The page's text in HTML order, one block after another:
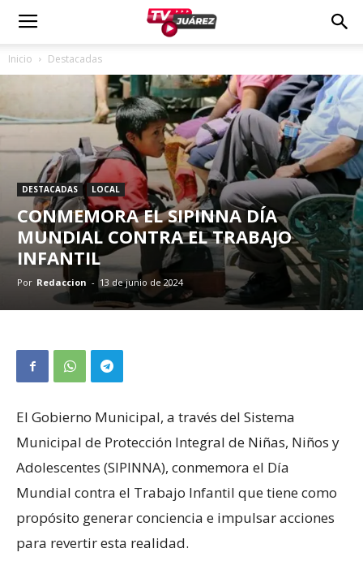
Inicio Destacadas
DESTACADAS LOCAL
CONMEMORA EL SIPINNA DÍA
MUNDIAL CONTRA EL TRABAJO
INFANTIL
Por Redaccion - 13 de junio de 2024
El Gobierno Municipal, a través del Sistema
Municipal de Protección Integral de Niñas, Niños y
Adolescentes (SIPINNA), conmemora el Día
Mundial contra el Trabajo Infantil que tiene como
propósito generar conciencia e impulsar acciones
para revertir esta realidad.